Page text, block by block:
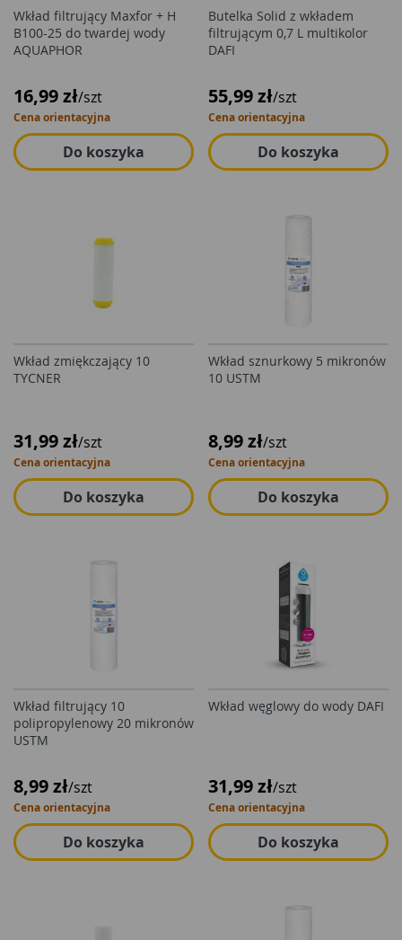
Wkład filtrujący Maxfor + H
B100-25 do twardej wody
AQUAPHOR
16,99 zł/szt
Cena orientacyjna
Do koszyka
Butelka Solid z wkładem
filtrującym 0,7 L multikolor
DAFI
55,99 zł/szt
Cena orientacyjna
Do koszyka
Wkład zmiękczający 10
TYCNER
31,99 zł/szt
Cena orientacyjna
Do koszyka
Wkład sznurkowy 5 mikronów
10 USTM
8,99 zł/szt
Cena orientacyjna
Do koszyka
Wkład filtrujący 10
polipropylenowy 20 mikronów
USTM
8,99 zł/szt
Cena orientacyjna
Do koszyka
Wkład węglowy do wody DAFI
31,99 zł/szt
Cena orientacyjna
Do koszyka